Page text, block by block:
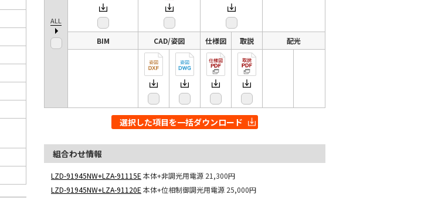
ALL
BIM CAD/姿図 仕様図 取説 配光
選択した項目を一括ダウンロード
組合わせ情報
LZD-91945NW+LZA-91115E 本体+非調光用電源 21,300円
LZD-91945NW+LZA-91120E 本体+位相制御調光用電源 25,000円